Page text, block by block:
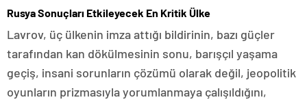
Rusya Sonuçları Etkileyecek En Kritik Ülke
Lavrov, üç ülkenin imza attığı bildirinin, bazı güçler
tarafından kan dökülmesinin sonu, barışçıl yaşama
geçiş, insani sorunların çözümü olarak değil, jeopolitik
oyunların prizmasıyla yorumlanmaya çalışıldığını,